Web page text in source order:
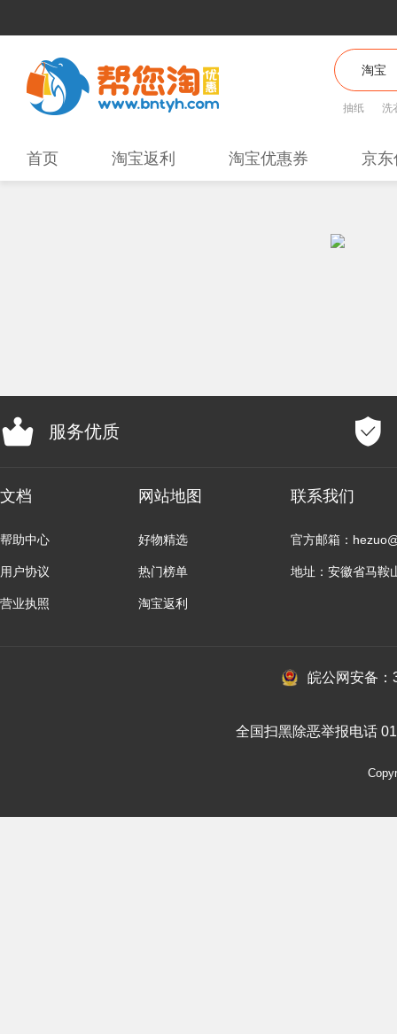
抽纸 洗
首页 淘宝返利 淘宝优惠券 京东
服务优质
文档
帮助中心
用户协议
营业执照
网站地图
好物精选
热门榜单
淘宝返利
联系我们
官方邮箱：
地址：安徽省马鞍
皖公网安备
全国扫黑除恶举报电话